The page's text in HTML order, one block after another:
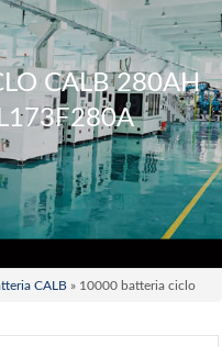
CALB 280AH
CALB» 10000 batteria ciclo